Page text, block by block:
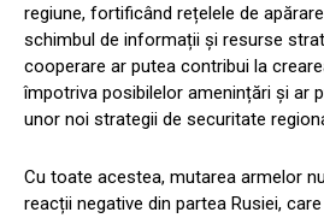
regiune, fortificând rețelele de
schimbul de informații și resurse
cooperare ar putea contribui la
împotriva posibilelor amenințări și ar
unor noi strategii de securitate
Cu toate acestea, mutarea armelor
reacții negative din partea Rusiei,